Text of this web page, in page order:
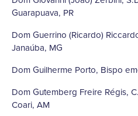
Guarapuava, PR
Dom Guerrino (Ricardo)
Janaúba, MG
Dom Guilherme Porto, Bispo
Dom Gutemberg Freire Régis,
Coari, AM